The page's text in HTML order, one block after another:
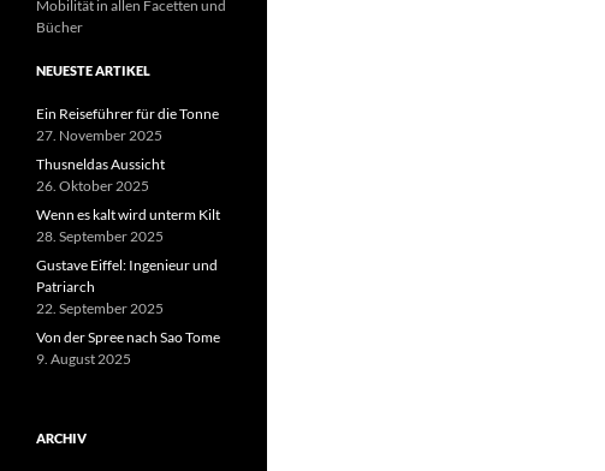
Mobilität in allen Facetten und
Bücher
NEUESTE ARTIKEL
Ein Reiseführer für die Tonne
27. November 2025
Thusneldas Aussicht
26. Oktober 2025
Wenn es kalt wird unterm Kilt
28. September 2025
Gustave Eiffel: Ingenieur und
Patriarch
22. September 2025
Von der Spree nach Sao Tome
9. August 2025
ARCHIV